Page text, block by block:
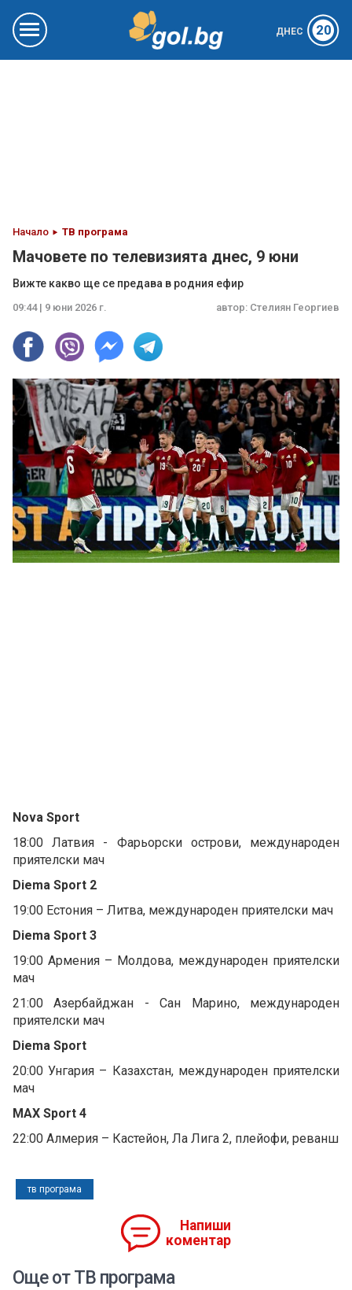
ДНЕС 20
Начало ТВ програма
Мачовете по телевизията днес, 9 юни
Вижте какво ще се предава в родния ефир
09:44 | 9 юни 2026 г. автор: Стелиян Георгиев
Nova Sport
18:00 Латвия - Фарьорски острови, международен
приятелски мач
Diema Sport 2
19:00 Естония – Литва, международен приятелски мач
Diema Sport 3
19:00 Армения – Молдова, международен приятелски
мач
21:00 Азербайджан - Сан Марино, международен
приятелски мач
Diema Sport
20:00 Унгария – Казахстан, международен приятелски
мач
MAX Sport 4
22:00 Алмерия – Кастейон, Ла Лига 2, плейофи, реванш
тв програма
Напиши
коментар
Още от ТВ програма